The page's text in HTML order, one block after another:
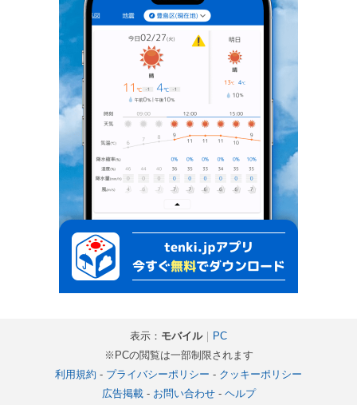
表示： モバイル｜
PC
※PCの閲覧は一部制限されます
利用規約 - プライバシーポリシー - クッキーポリシー
広告掲載- お問い合わせ- ヘルプ